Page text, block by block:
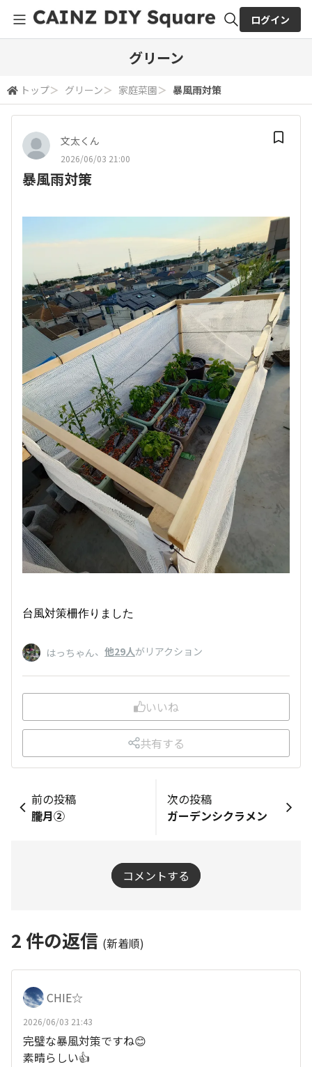
検索
ログイン
グリーン
トップ＞ グリーン＞ 家庭菜園＞ 暴風雨対策
文太くん
2026/06/03 21:00
暴風雨対策
台風対策柵作りました
はっちゃん、 他29人がリアクション
いいね
共有する
前の投稿
朧月②
次の投稿
ガーデンシクラメン
コメントする
2 件の返信 (新着順)
CHIE☆
2026/06/03 21:43
完璧な暴風対策ですね😊
素晴らしい👍